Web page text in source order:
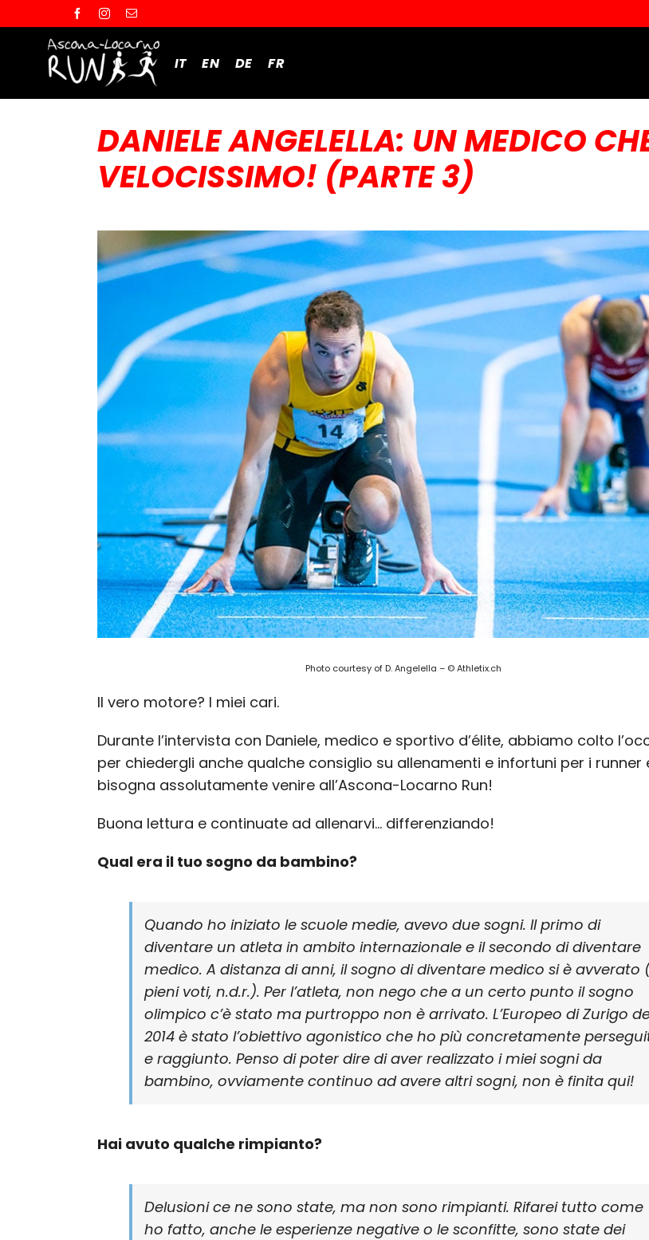
al
contenuto
IT EN DE FR
DANIELE ANGELELLA: UN MEDICO
VELOCISSIMO! (PARTE 3)
Ingrandisci
immagine
Photo courtesy of D. Angelella – © Athletix.ch
Il vero motore? I miei cari.
Durante l’intervista con Daniele, medico e sportivo d’élite, abbiamo colto
per chiedergli anche qualche consiglio su allenamenti e infortuni per i runner
bisogna assolutamente venire all’Ascona-Locarno Run!
Buona lettura e continuate ad allenarvi… differenziando!
Qual era il tuo sogno da bambino?
Quando ho iniziato le scuole medie, avevo due sogni. Il primo di
diventare un atleta in ambito internazionale e il secondo di diventare
medico. A distanza di anni, il sogno di diventare medico si è avverato
pieni voti, n.d.r.). Per l’atleta, non nego che a un certo punto il sogno
olimpico c’è stato ma purtroppo non è arrivato. L’Europeo di Zurigo
2014 è stato l’obiettivo agonistico che ho più concretamente
e raggiunto. Penso di poter dire di aver realizzato i miei sogni da
bambino, ovviamente continuo ad avere altri sogni, non è finita qui!
Hai avuto qualche rimpianto?
Delusioni ce ne sono state, ma non sono rimpianti. Rifarei tutto come
ho fatto, anche le esperienze negative o le sconfitte, sono state dei